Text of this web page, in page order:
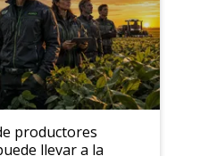
productores
llevar a la